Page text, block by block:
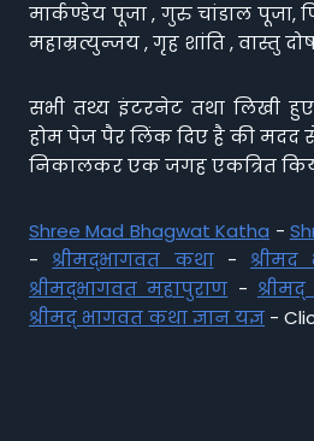
मार्कण्डेय पूजा , गुरु चांडाल पूजा,
महाम्रत्युन्जय , गृह शांति , वास्तु
सभी तथ्य इंटरनेट तथा लिखी हुए
होम पेज पैर लिंक दिए है की मदद
निकालकर एक जगह एकत्रित
Shree Mad Bhagwat Katha -
- श्रीमद्भागवत कथा-
श्रीमद्भागवत महापुराण -
श्रीमद् भागवत कथा ज्ञान यज्ञ -